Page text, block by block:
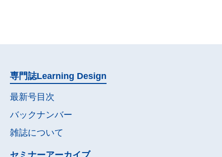
専門誌Learning Design
最新号目次
バックナンバー
雑誌について